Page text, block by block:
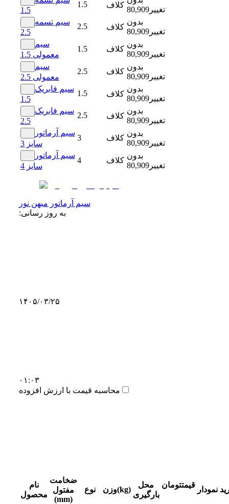
1.5
1.5 کلاف
تغییر80,909
سیم تسمه
2.5
2.5 کلاف
بدون
تغییر80,909
سیم
معمولی 1.5
1.5 کلاف
بدون
تغییر80,909
سیم
معمولی 2.5
2.5 کلاف
بدون
تغییر80,909
سیم فابریک
1.5
1.5 کلاف
بدون
تغییر80,909
سیم فابریک
2.5
2.5 کلاف
بدون
تغییر80,909
سیم آرماتور
سایز 3
3 کلاف
بدون
تغییر80,909
سیم آرماتور
سایز 4
4 کلاف
بدون
تغییر80,909
سیم آرماتور میهن نور
به روز رسانی:
۱۴۰۵/۰۳/۲۵
۰۱:۰۳
محاسبه قیمت با ارزش افزوده
نام
محصول
ضخامت
مفتول
(mm)
نوع وزن(kg)
محل
بارگیری
قیمتتومان
نمودار